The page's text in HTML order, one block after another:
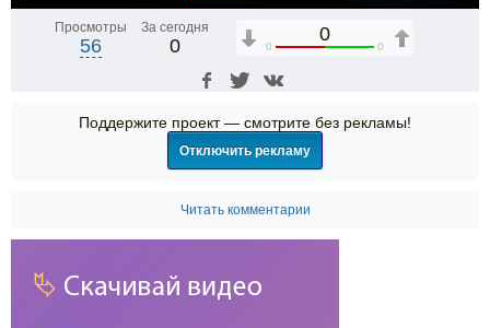
Просмотры
56
За сегодня
0
0
0 0
Поддержите проект — смотрите без рекламы!
Отключить рекламу
Читать комментарии